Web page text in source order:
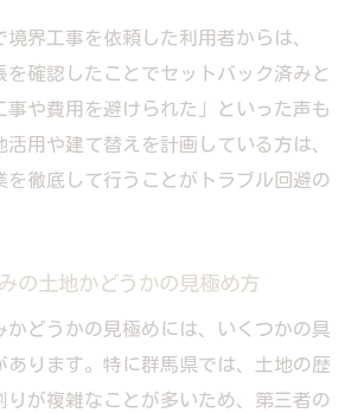
界工事を依頼した利用者からは、
を確認したことでセットバック済みと
事や費用を避けられた」といった声も
活用や建て替えを計画している方は、
を徹底して行うことがトラブル回避の
の土地かどうかの見極め方
かどうかの見極めには、いくつかの具
あります。特に群馬県では、土地の歴
りが複雑なことが多いため、第三者の